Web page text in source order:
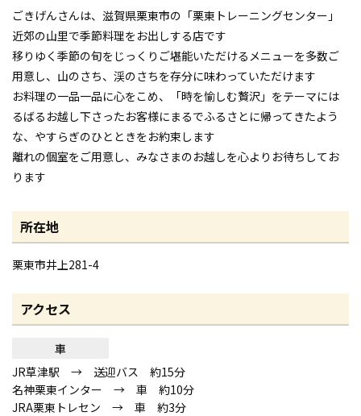
ごきげんさんは、滋賀県栗東市の「栗東トレーニングセンター」
近郊の山里で季節料理をお出しする店です
移りゆく季節の旬をじっくりご堪能いただけるメニューを多数ご
用意し、山のさち、渓のさちを存分に味わっていただけます
お料理の一品一品に心をこめ、「時を愉しむ贅沢」をテーマには
るばるお越し下さったお客様にまるでふるさとに帰ってきたよう
な、やすらぎのひとときをお約束します
離れの個室をご用意し、みなさまのお越しを心よりお待ちしてお
ります
所在地
栗東市井上281-4
アクセス
車
JR草津駅 → 送迎バス 約15分
名神栗東インター → 車 約10分
JRA栗東トレセン → 車 約3分